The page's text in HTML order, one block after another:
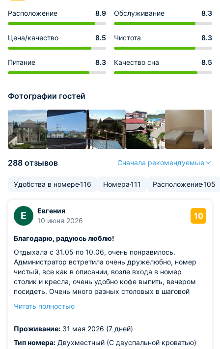
Расположение 8.9 Обслуживание 8.3
Цена/качество 8.5 Чистота 8.3
Питание 8.3 Качество сна 8.5
Фотографии гостей
288 отзывов Сначала рекомендуемые
Удобства в номере116 Номера111 Расположение105
Е
Евгения
10 июня 2026
10
Благодарю, радуюсь люблю!
Отдыхала с 31.05 по 10.06, очень понравилось.
Администратор встретила очень дружелюбно, номер
чистый, все как в описании, возле входа в номер
столик и кресла, очень удобно кофе выпить, вечером
посидеть. Очень много разных столовых в шаговой
санаторий с большим бассейном, Рекомендую отель
сюда.
Из недостатков: все хорошо
Читать полностью
Проживание: 31 мая 2026 (7 дней)
Тип номера: Двухместный (С двуспальной кроватью)